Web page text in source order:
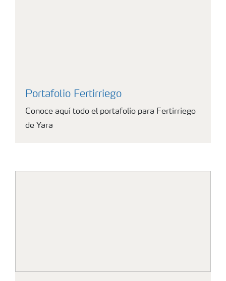
Portafolio Fertirriego
Conoce aquí todo el portafolio para Fertirriego
de Yara